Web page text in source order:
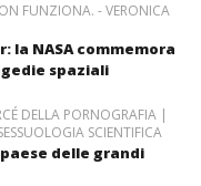
FUNZIONA. - VERONICA
la NASA commemora
spaziali
DELLA PORNOGRAFIA |
SCIENTIFICA
delle grandi